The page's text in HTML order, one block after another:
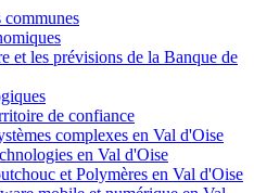
communes
et les prévisions de la Banque de
de confiance
complexes en Val d'Oise
en Val d'Oise
et Polymères en Val d'Oise